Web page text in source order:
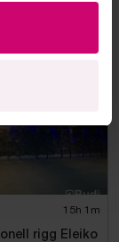
15h 1m
rigg Eleiko